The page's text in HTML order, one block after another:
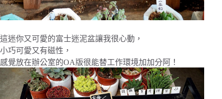
這迷你又可愛的富士迷泥盆讓我很心動，
小巧可愛又有磁性，
感覺放在辦公室的OA版很能替工作環境加加分阿！